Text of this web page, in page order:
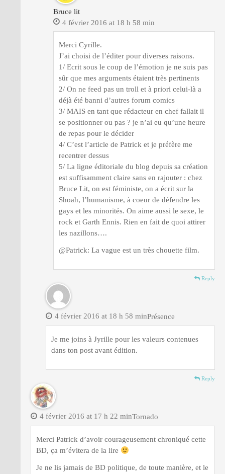
Bruce lit
4 février 2016 at 18 h 58 min
Merci Cyrille.
J’ai choisi de l’éditer pour diverses raisons.
1/ Ecrit sous le coup de l’émotion je ne suis pas
sûr que mes arguments étaient très pertinents
2/ On ne feed pas un troll et à priori celui-là a
déjà été banni d’autres forum comics
3/ MAIS en tant que rédacteur en chef fallait il
se positionner ou pas ? je n’ai eu qu’une heure
de repas pour le décider
4/ C’est l’article de Patrick et je préfère me
recentrer dessus
5/ La ligne éditoriale du blog depuis sa création
est suffisamment claire sans en rajouter : chez
Bruce Lit, on est féministe, on a écrit sur la
Shoah, l’humanisme, à coeur de défendre les
gays et les minorités. On aime aussi le sexe, le
rock et Garth Ennis. Rien en fait de quoi attirer
les nazillons….
@Patrick: La vague est un très chouette film.
Reply
Présence
4 février 2016 at 18 h 58 min
Je me joins à Jyrille pour les valeurs contenues
dans ton post avant édition.
Reply
Tornado
4 février 2016 at 17 h 22 min
Merci Patrick d’avoir courageusement chroniqué cette
BD, ça m’évitera de la lire
Je ne lis jamais de BD politique, de toute manière, et le